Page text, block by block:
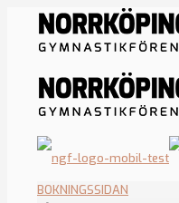
BOKNINGSSIDAN